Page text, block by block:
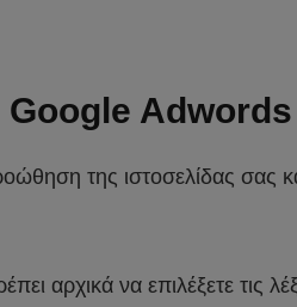
Google
της ιστοσελίδας σας
αρχικά να επιλέξετε τις